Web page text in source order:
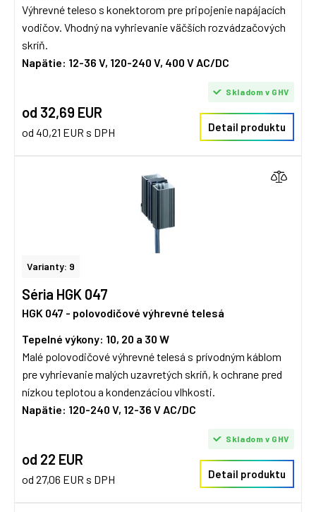
Výhrevné teleso s konektorom pre pripojenie napájacích
vodičov. Vhodný na vyhrievanie väčších rozvádzačových
skríň.
Napätie: 12-36 V, 120-240 V, 400 V AC/DC
od 32,69 EUR
od 40,21 EUR s DPH
Skladom v GHV
Detail produktu
Varianty: 9
Séria HGK 047
HGK 047 - polovodičové výhrevné telesá
Tepelné výkony: 10, 20 a 30 W
Malé polovodičové výhrevné telesá s prívodným káblom
pre vyhrievanie malých uzavretých skríň, k ochrane pred
nízkou teplotou a kondenzáciou vlhkosti.
Napätie: 120-240 V, 12-36 V AC/DC
od 22 EUR
od 27,06 EUR s DPH
Skladom v GHV
Detail produktu